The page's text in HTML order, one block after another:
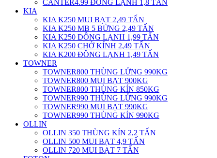
CANTER4.99 ĐÔNG LẠNH 1,8 TẤN
KIA
KIA K250 MUI BẠT 2,49 TẤN
KIA K250 MB 5 BỬNG 2,49 TẤN
KIA K250 ĐÔNG LẠNH 1,99 TẤN
KIA K250 CHỞ KÍNH 2,49 TẤN
KIA K200 ĐÔNG LẠNH 1,49 TẤN
TOWNER
TOWNER800 THÙNG LỬNG 990KG
TOWNER800 MUI BẠT 900KG
TOWNER800 THÙNG KÍN 850KG
TOWNER990 THÙNG LỬNG 990KG
TOWNER990 MUI BẠT 990KG
TOWNER990 THÙNG KÍN 990KG
OLLIN
OLLIN 350 THÙNG KÍN 2,2 TẤN
OLLIN 500 MUI BẠT 4,9 TẤN
OLLIN 720 MUI BẠT 7 TẤN